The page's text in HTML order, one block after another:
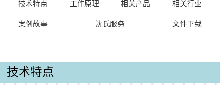
技术特点 工作原理 相关产品 相关行业
案例故事 沈氏服务 文件下载
技术特点